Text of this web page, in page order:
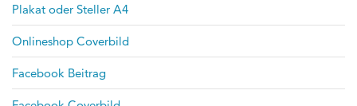
Plakat oder Steller A4
Onlineshop Coverbild
Facebook Beitrag